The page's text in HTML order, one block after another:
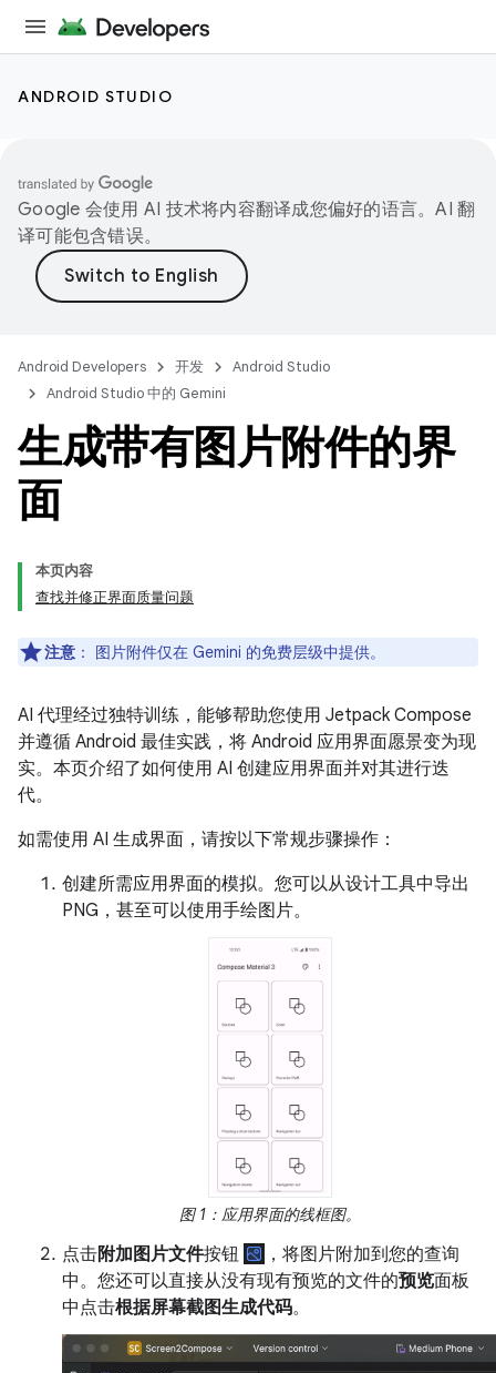
ANDROID STUDIO
Google 会使用 AI 技术将内容翻译成您偏好的语言。AI 翻
译可能包含错误。
Android Developers 开发
Android Studio
Android Studio 中的 Gemini
生成带有图片附件的界
面
本页内容
查找并修正界面质量问题
注意 ： 图片附件仅在 Gemini 的免费层级中提供。
AI 代理经过独特训练，能够帮助您使用 Jetpack Compose
并遵循 Android 最佳实践，将 Android 应用界面愿景变为现
实。本页介绍了如何使用 AI 创建应用界面并对其进行迭
代。
如需使用 AI 生成界面，请按以下常规步骤操作：
创建所需应用界面的模拟。您可以从设计工具中导出
PNG，甚至可以使用手绘图片。
图 1：应用界面的线框图。
点击附加图片文件按钮
，将图片附加到您的查询
中。您还可以直接从没有现有预览的文件的预览面板
中点击根据屏幕截图生成代码。